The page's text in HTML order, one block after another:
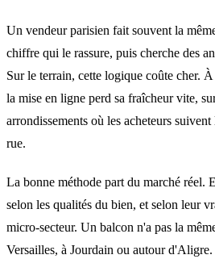
Un vendeur parisien fait souvent la
chiffre qui le rassure, puis cherche des
Sur le terrain, cette logique coûte cher.
la mise en ligne perd sa fraîcheur vite,
arrondissements où les acheteurs
rue.
La bonne méthode part du marché réel.
selon les qualités du bien, et selon leur
micro-secteur. Un balcon n'a pas la
Versailles, à Jourdain ou autour d'Aligre.